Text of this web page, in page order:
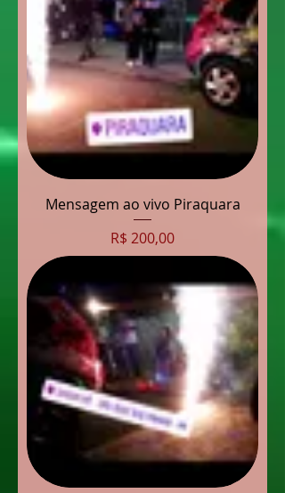
Mensagem ao vivo Piraquara
Preço
R$ 200,00